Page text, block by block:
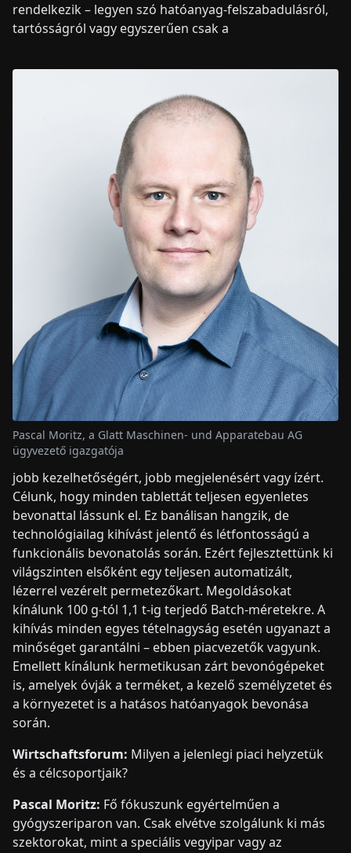
rendelkezik – legyen szó hatóanyag-felszabadulásról,
tartósságról vagy egyszerűen csak a
Pascal Moritz, a Glatt Maschinen- und Apparatebau AG
ügyvezető igazgatója
jobb kezelhetőségért, jobb megjelenésért vagy ízért.
Célunk, hogy minden tablettát teljesen egyenletes
bevonattal lássunk el. Ez banálisan hangzik, de
technológiailag kihívást jelentő és létfontosságú a
funkcionális bevonatolás során. Ezért fejlesztettünk ki
világszinten elsőként egy teljesen automatizált,
lézerrel vezérelt permetezőkart. Megoldásokat
kínálunk 100 g-tól 1,1 t-ig terjedő Batch-méretekre. A
kihívás minden egyes tételnagyság esetén ugyanazt a
minőséget garantálni – ebben piacvezetők vagyunk.
Emellett kínálunk hermetikusan zárt bevonógépeket
is, amelyek óvják a terméket, a kezelő személyzetet és
a környezetet is a hatásos hatóanyagok bevonása
során.
Wirtschaftsforum: Milyen a jelenlegi piaci helyzetük
és a célcsoportjaik?
Pascal Moritz: Fő fókuszunk egyértelműen a
gyógyszeriparon van. Csak elvétve szolgálunk ki más
szektorokat, mint a speciális vegyipar vagy az